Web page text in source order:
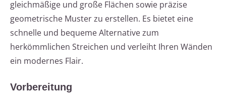
gleichmäßige und große Flächen sowie präzise
geometrische Muster zu erstellen. Es bietet eine
schnelle und bequeme Alternative zum
herkömmlichen Streichen und verleiht Ihren Wänden
ein modernes Flair.
Vorbereitung